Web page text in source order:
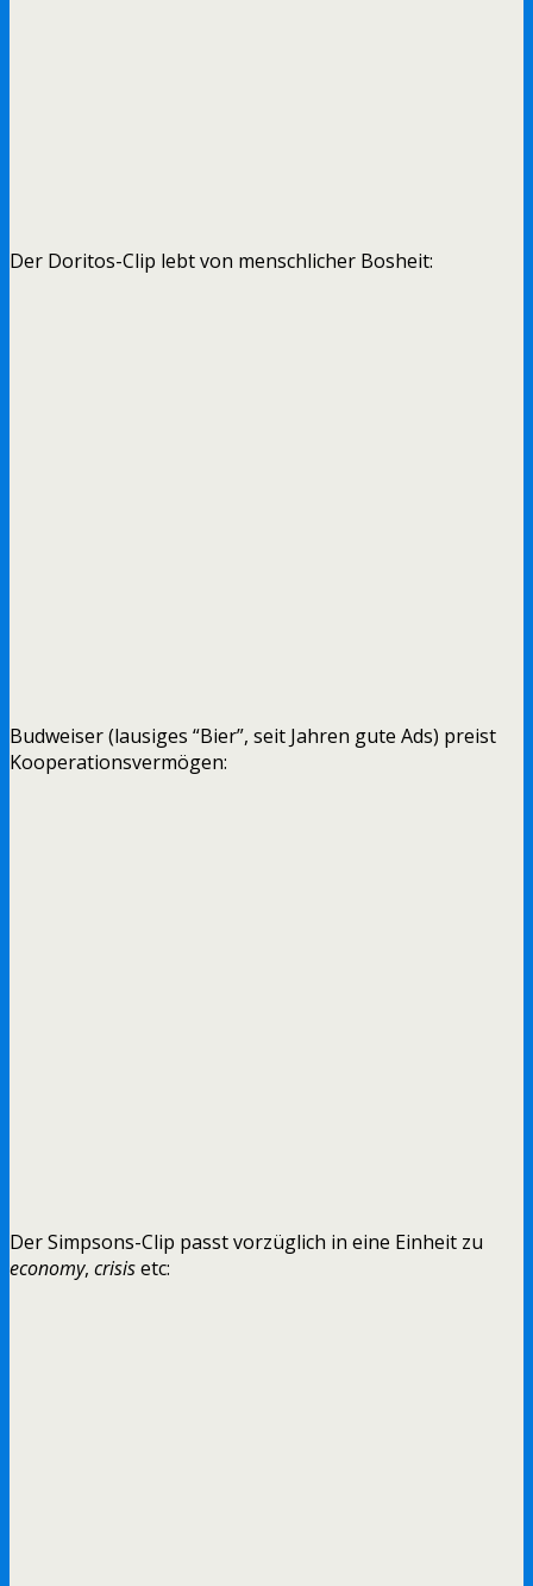
Der Doritos-Clip lebt von menschlicher Bosheit:
Budweiser (lausiges “Bier”, seit Jahren gute Ads) preist
Kooperationsvermögen:
Der Simpsons-Clip passt vorzüglich in eine Einheit zu
economy, crisisetc: